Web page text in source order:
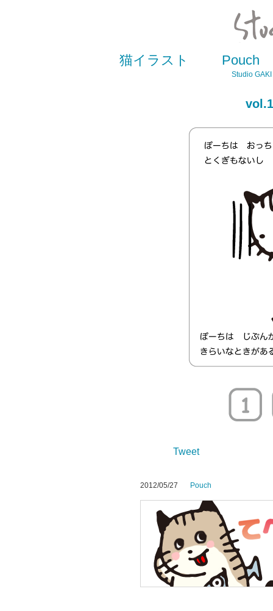
猫イラスト Pouch
Studio GAKI
Tweet
2012/05/27 Pouch